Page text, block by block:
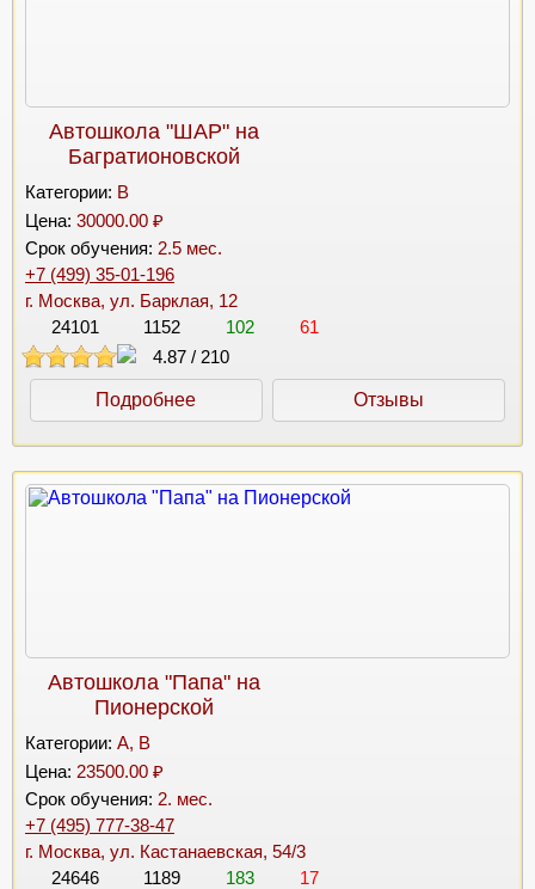
Автошкола "ШАР" на
Багратионовской
Категории: B
Цена: 30000.00 ₽
Срок обучения: 2.5 мес.
+7 (499) 35-01-196
г. Москва, ул. Барклая, 12
24101
1152 102
61
4.87 / 210
Подробнее Отзывы
Автошкола "Папа" на
Пионерской
Категории: A, B
Цена: 23500.00 ₽
Срок обучения: 2. мес.
+7 (495) 777-38-47
г. Москва, ул. Кастанаевская, 54/3
24646
1189 183 17